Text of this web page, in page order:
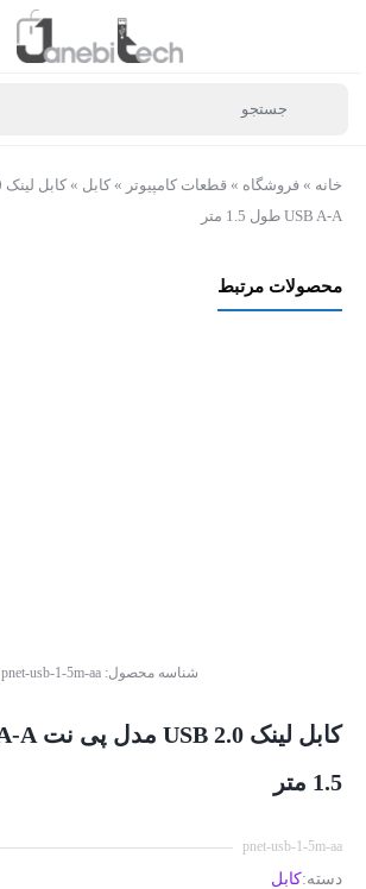
خانه » فروشگاه » قطعات کامپیوتر » کابل »
USB A-A طول 1.5 متر
محصولات مرتبط
شناسه محصول: pnet-usb-1-5m-aa
1.5 متر
pnet-usb-1-5m-aa
دسته:کابل